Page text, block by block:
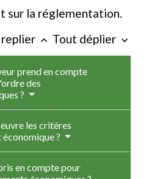
sur la réglementation.
keyboard_arrow_up Tout déplier keyboard_arrow_down
prend en compte
des
?
les critères
?
en compte pour